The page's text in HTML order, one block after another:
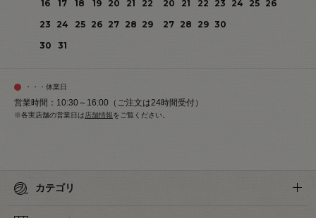
16
17 18 19 20 21
22
23
24 25 26 27 28 29
30
31
20
21 22 23 24 25
26
27 28 29 30
・・・休業日
営業時間：10:30～16:00（ご注文は24時間受付）
※各実店舗の営業日は 店舗情報をご覧ください。
カテゴリ